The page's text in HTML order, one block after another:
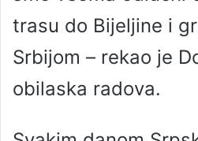
trasu do Bijeljine i
Srbijom – rekao je
obilaska radova.